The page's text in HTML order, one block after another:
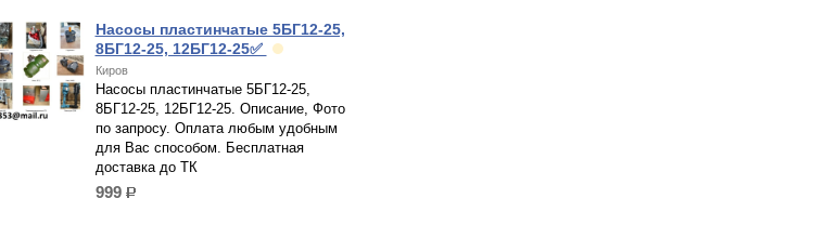
Насосы пластинчатые 5БГ12-25,
8БГ12-25, 12БГ12-25✅
Киров
Насосы пластинчатые 5БГ12-25,
8БГ12-25, 12БГ12-25. Описание, Фото
по запросу. Оплата любым удобным
для Вас способом. Бесплатная
доставка до ТК
999 р.